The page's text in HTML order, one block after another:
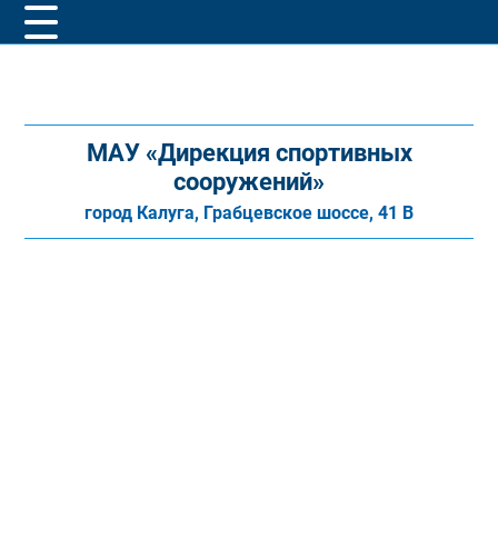
МАУ «Дирекция спортивных
сооружений»
город Калуга, Грабцевское шоссе, 41 В